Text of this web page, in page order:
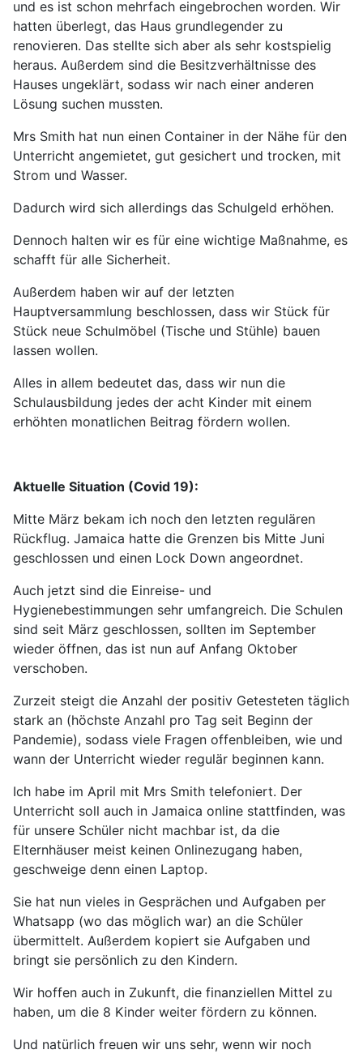
und es ist schon mehrfach eingebrochen worden. Wir
hatten überlegt, das Haus grundlegender zu
renovieren. Das stellte sich aber als sehr kostspielig
heraus. Außerdem sind die Besitzverhältnisse des
Hauses ungeklärt, sodass wir nach einer anderen
Lösung suchen mussten.
Mrs Smith hat nun einen Container in der Nähe für den
Unterricht angemietet, gut gesichert und trocken, mit
Strom und Wasser.
Dadurch wird sich allerdings das Schulgeld erhöhen.
Dennoch halten wir es für eine wichtige Maßnahme, es
schafft für alle Sicherheit.
Außerdem haben wir auf der letzten
Hauptversammlung beschlossen, dass wir Stück für
Stück neue Schulmöbel (Tische und Stühle) bauen
lassen wollen.
Alles in allem bedeutet das, dass wir nun die
Schulausbildung jedes der acht Kinder mit einem
erhöhten monatlichen Beitrag fördern wollen.
Aktuelle Situation (Covid 19):
Mitte März bekam ich noch den letzten regulären
Rückflug. Jamaica hatte die Grenzen bis Mitte Juni
geschlossen und einen Lock Down angeordnet.
Auch jetzt sind die Einreise- und
Hygienebestimmungen sehr umfangreich. Die Schulen
sind seit März geschlossen, sollten im September
wieder öffnen, das ist nun auf Anfang Oktober
verschoben.
Zurzeit steigt die Anzahl der positiv Getesteten täglich
stark an (höchste Anzahl pro Tag seit Beginn der
Pandemie), sodass viele Fragen offenbleiben, wie und
wann der Unterricht wieder regulär beginnen kann.
Ich habe im April mit Mrs Smith telefoniert. Der
Unterricht soll auch in Jamaica online stattfinden, was
für unsere Schüler nicht machbar ist, da die
Elternhäuser meist keinen Onlinezugang haben,
geschweige denn einen Laptop.
Sie hat nun vieles in Gesprächen und Aufgaben per
Whatsapp (wo das möglich war) an die Schüler
übermittelt. Außerdem kopiert sie Aufgaben und
bringt sie persönlich zu den Kindern.
Wir hoffen auch in Zukunft, die finanziellen Mittel zu
haben, um die 8 Kinder weiter fördern zu können.
Und natürlich freuen wir uns sehr, wenn wir noch